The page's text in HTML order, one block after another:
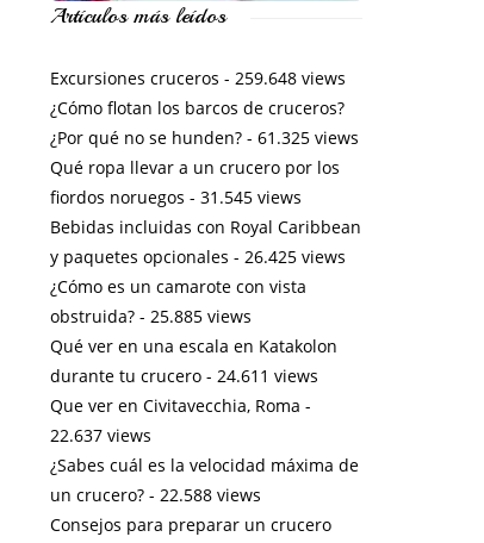
Artículos más leídos
Excursiones cruceros - 259.648 views
¿Cómo flotan los barcos de cruceros?
¿Por qué no se hunden?- 61.325 views
Qué ropa llevar a un crucero por los
fiordos noruegos - 31.545 views
Bebidas incluidas con Royal Caribbean
y paquetes opcionales - 26.425 views
¿Cómo es un camarote con vista
obstruida?- 25.885 views
Qué ver en una escala en Katakolon
durante tu crucero- 24.611 views
Que ver en Civitavecchia, Roma -
22.637 views
¿Sabes cuál es la velocidad máxima de
un crucero?- 22.588 views
Consejos para preparar un crucero